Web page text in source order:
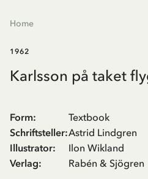
Home
1962
Karlsson på taket
Form:
Textbook
Schriftsteller:Astrid Lindgren
Illustrator:
Ilon Wikland
Verlag: Rabén & Sjögren